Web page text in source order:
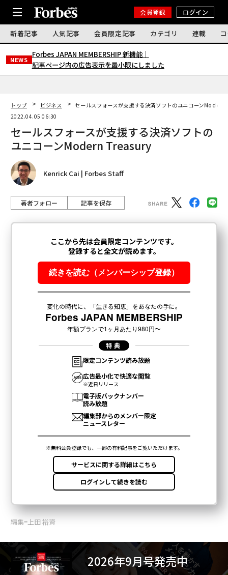
会員登録 ログイン
新着記事 人気記事 会員限定記事 カテゴリ 連載
NEWS
Forbes JAPAN MEMBERSHIP 新機能｜
記事ページ内の広告表示を最小限にしました
トップ ビジネス
セールスフォースが支援する決済ソフトのユニコーン
2022.04.05 06:30
セールスフォースが支援する決済ソフトの
ユニコーンModern Treasury
Kenrick Cai | Forbes Staff
著者フォロー 記事を保存
編集=上田 裕資
2026年9月号発売中